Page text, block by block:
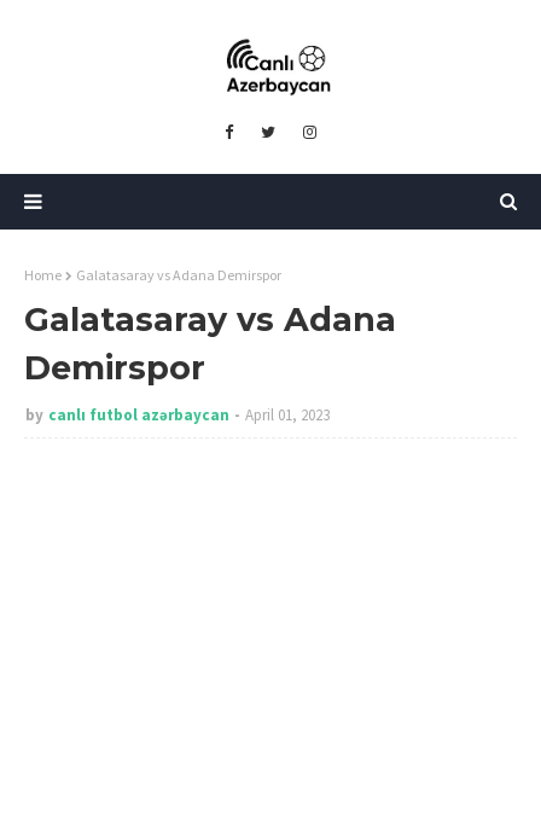
Home Galatasaray vs Adana Demirspor
Galatasaray vs Adana
Demirspor
by canlı futbol azərbaycan April 01, 2023